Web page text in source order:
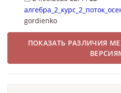
gordienko
ПОКАЗАТЬ РАЗЛИЧИЯ